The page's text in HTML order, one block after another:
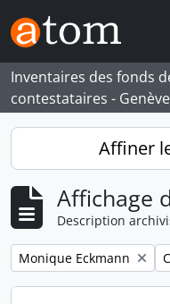
Skip to main content
Inventaires des fonds
contestataires - Genève
Affiner
Affichage
Description
Remove filter:
Monique Eckmann